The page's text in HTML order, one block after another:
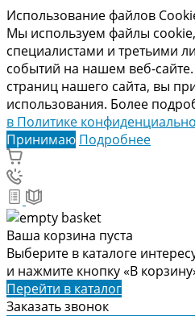
Использование файлов
Мы используем файлы
специалистами и третьими
событий на нашем веб-
страниц нашего сайта, вы
использования. Более
в Политике
Принимаю Подробнее
Ваша корзина пуста
Выберите в каталоге
и нажмите кнопку «В
Перейти в каталог
Заказать звонок